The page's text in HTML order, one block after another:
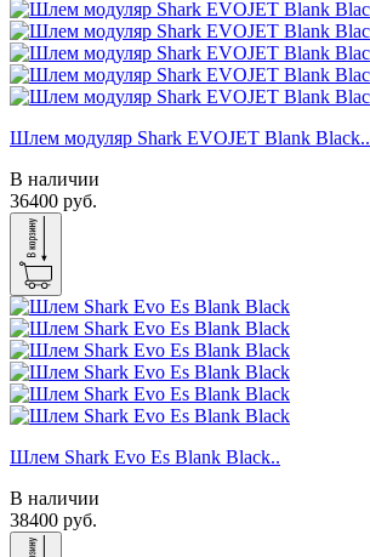
Шлем модуляр Shark EVOJET Blank Black..
В наличии
36400 руб.
Шлем Shark Evo Es Blank Black..
В наличии
38400 руб.